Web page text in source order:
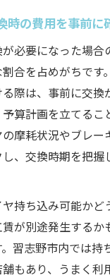
時の費用を事前に
必要になった場合
合を占めがちです
際は、事前に交換
算計画を立てるこ
摩耗状況やブレー
、交換時期を把握
持ち込み可能かど
が別途発生するか
習志野市内では持
もあり、うまく利